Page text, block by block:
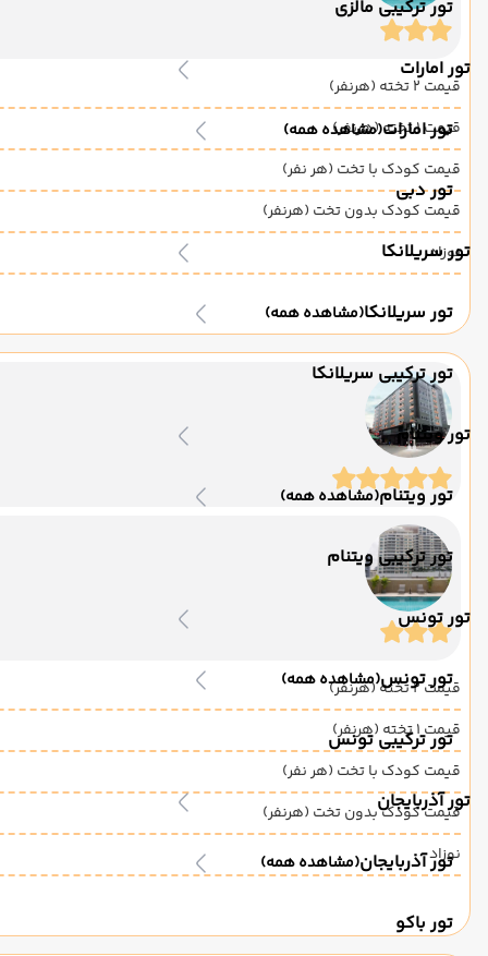
تور ترکیبی مالزی
تور امارات
تور امارات(مشاهده همه)
تور دبی
تور سریلانکا
تور سریلانکا(مشاهده همه)
تور ترکیبی سریلانکا
تور ویتنام
تور ویتنام(مشاهده همه)
تور ترکیبی ویتنام
تور تونس
تور تونس(مشاهده همه)
تور ترکیبی تونس
تور آذربایجان
تور آذربایجان(مشاهده همه)
تور باکو
قیمت 2 تخته (هرنفر)
قیمت 1 تخته (هرنفر)
قیمت کودک با تخت (هر نفر)
قیمت کودک بدون تخت (هرنفر)
نوزاد
قیمت 2 تخته (هرنفر)
قیمت 1 تخته (هرنفر)
قیمت کودک با تخت (هر نفر)
قیمت کودک بدون تخت (هرنفر)
نوزاد